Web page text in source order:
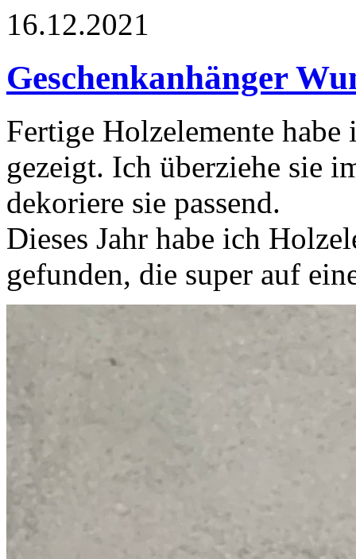
16.12.2021
Geschenkanhänger
Fertige Holzelemente
gezeigt. Ich überziehe sie
dekoriere sie passend.
Dieses Jahr habe ich
gefunden, die super auf